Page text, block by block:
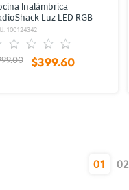
Inalámbrica
Luz LED RGB
de Reproducción
100124342
$399.60
01
(current)02